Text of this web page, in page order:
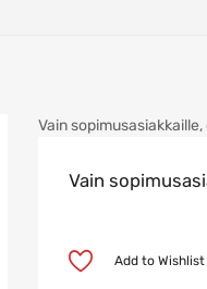
Vain
Vain
Add to Wishlist